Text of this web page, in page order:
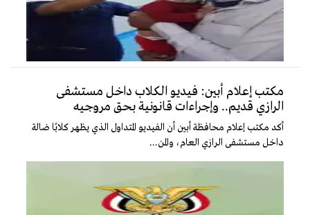
مكتب إعلام أبين: فيديو الكلاب داخل مستشفى
الرازي قديم.. وإجراءات قانونية بحق مروجيه
أكد مكتب إعلام محافظة أبين أن الفيديو المتداول الذي يظهر كلابًا ضالة
داخل مستشفى الرازي العام، والمن...